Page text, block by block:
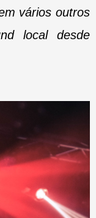
vários outros
local desde